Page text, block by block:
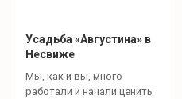
Усадьба «Августина» в
Несвиже
Мы, как и вы, много
работали и начали ценить